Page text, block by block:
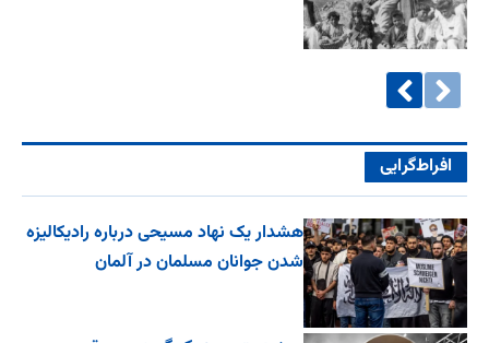
افراط‌گرایی
هشدار یک نهاد مسیحی درباره رادیکالیزه
شدن جوانان مسلمان در آلمان